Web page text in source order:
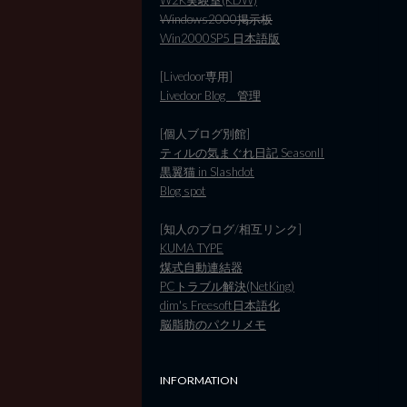
Windows2000掲示板
Win2000SP5 日本語版
[Livedoor専用]
Livedoor Blog 管理
[個人ブログ別館]
ティルの気まぐれ日記 SeasonII
黒翼猫 in Slashdot
Blog spot
[知人のブログ/相互リンク]
KUMA TYPE
煤式自動連結器
PCトラブル解決(NetKing)
dim's Freesoft日本語化
脳脂肪のパクリメモ
INFORMATION